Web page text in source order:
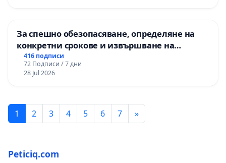
За спешно обезопасяване, определяне на
конкретни срокове и извършване на
цялостна рехабилитация на
републиканския път между пътен възел АМ
„Тракия“ - гр. Ихтиман - с. Мирово - к.к.
416 подписи
72 Подписи / 7 дни
28 Jul 2026
1 2 3 4 5 6 7 »
Peticiq.com